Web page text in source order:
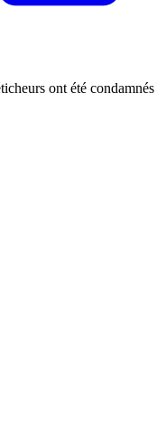
ont été condamnés